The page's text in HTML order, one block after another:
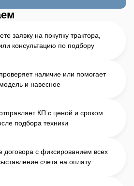
заявку на покупку трактора,
консультацию по подбору
наличие или помогает
и навесное
КП с ценой и сроком
подбора техники
договора с фиксированием всех
счета на оплату